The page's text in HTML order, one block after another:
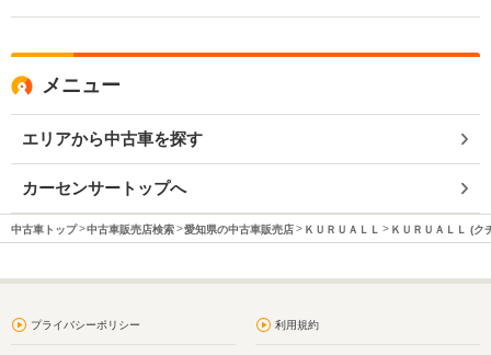
メニュー
エリアから中古車を探す
カーセンサートップへ
中古車トップ 中古車販売店検索 愛知県の中古車販売店 ＫＵＲＵＡＬＬ ＫＵＲＵＡＬＬ (ク
プライバシーポリシー 利用規約